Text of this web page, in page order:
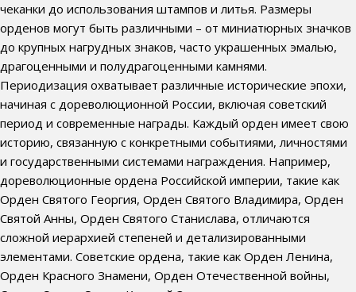
чеканки до использования штампов и литья. Размеры
орденов могут быть различными – от миниатюрных значков
до крупных нагрудных знаков, часто украшенных эмалью,
драгоценными и полудрагоценными камнями.
Периодизация охватывает различные исторические эпохи,
начиная с дореволюционной России, включая советский
период и современные награды. Каждый орден имеет свою
историю, связанную с конкретными событиями, личностями
и государственными системами награждения. Например,
дореволюционные ордена Российской империи, такие как
Орден Святого Георгия, Орден Святого Владимира, Орден
Святой Анны, Орден Святого Станислава, отличаются
сложной иерархией степеней и детализированными
элементами. Советские ордена, такие как Орден Ленина,
Орден Красного Знамени, Орден Отечественной войны,